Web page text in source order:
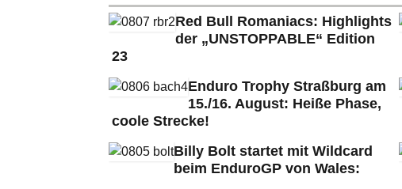
Red Bull Romaniacs: Highlights
der „UNSTOPPABLE“ Edition
23
Enduro Trophy Straßburg am
15./16. August: Heiße Phase,
coole Strecke!
Billy Bolt startet mit Wildcard
beim EnduroGP von Wales: